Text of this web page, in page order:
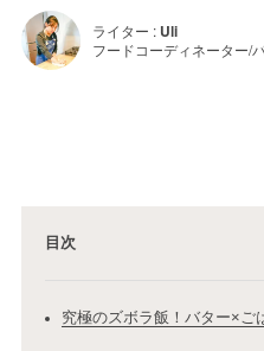
ライター : Uli
フードコーディネーター/
目次
究極のズボラ飯！バター×ご